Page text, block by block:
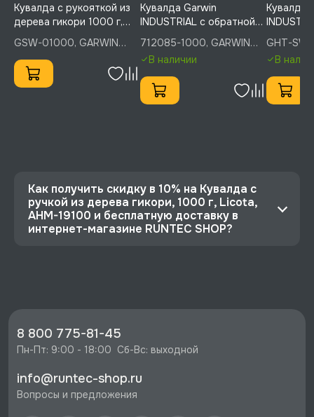
Кувалда с рукояткой из
дерева гикори 1000 г,
GARWIN PRO, GSW-
01000
GSW-01000, GARWIN
Кувалда Garwin
INDUSTRIAL с обратной
рукояткой из дерева
гикори, 1000 г, 712085-
1000
712085-1000, GARWIN
INDUSTRIAL
В наличии
Кувалда
из
GHT-
GHT-
В
Как получить скидку в 10% на Кувалда с
ручкой из дерева гикори, 1000 г, Licota,
AHM-19100 и бесплатную доставку в
интернет-магазине RUNTEC SHOP?
руб.
⚡️ Бесплатная доставка в Москве, Санкт-
стоимости заказа.
8 800 775-81-45
Пн-Пт: 9:00 - 18:00  Сб-Вс: выходной
info@runtec-shop.ru
Вопросы и предложения